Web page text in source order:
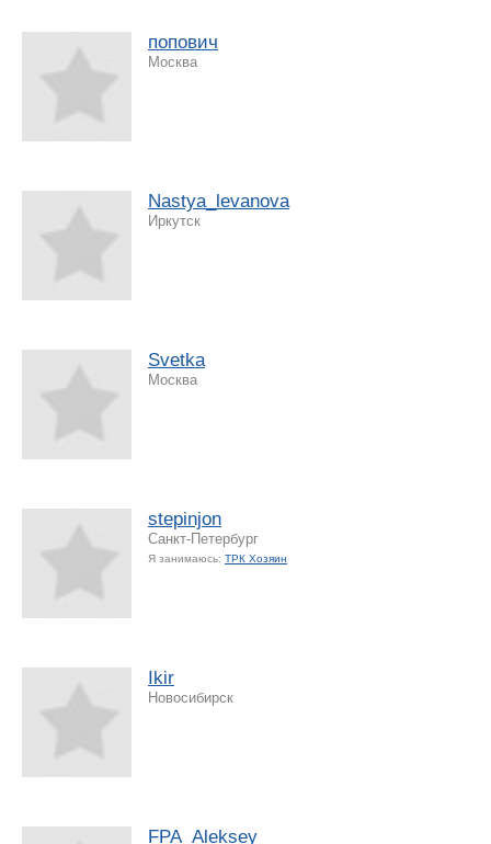
попович
Москва
Nastya_levanova
Иркутск
Svetka
Москва
stepinjon
Санкт-Петербург
Я занимаюсь: ТРК Хозяин
Ikir
Новосибирск
FPA_Aleksey